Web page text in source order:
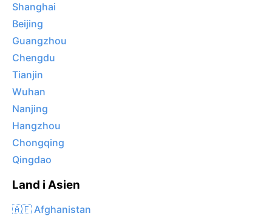
Shanghai
Beijing
Guangzhou
Chengdu
Tianjin
Wuhan
Nanjing
Hangzhou
Chongqing
Qingdao
Land i Asien
🇦🇫 Afghanistan